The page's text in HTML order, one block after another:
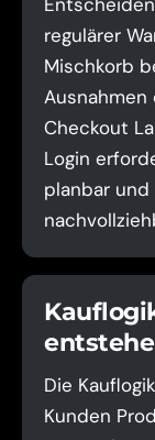
regulärer
Mischkorb
Ausnahmen
Checkout
Login
planbar und
Die
Kunden